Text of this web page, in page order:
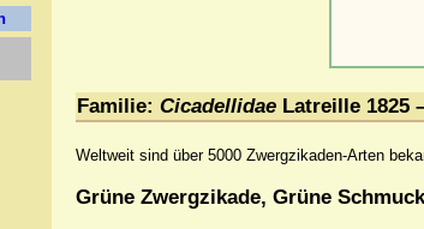
Familie: Cicadellidae Latreille 1825
Weltweit sind über 5000 Zwergzikaden-Arten
Grüne Zwergzikade, Grüne